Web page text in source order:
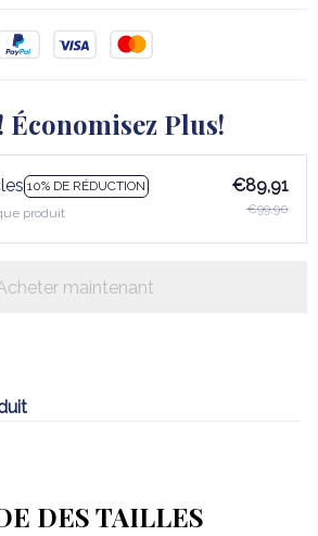
Plus!
10% DE RÉDUCTION
produit
€89,91
€99,90
maintenant
DES TAILLES